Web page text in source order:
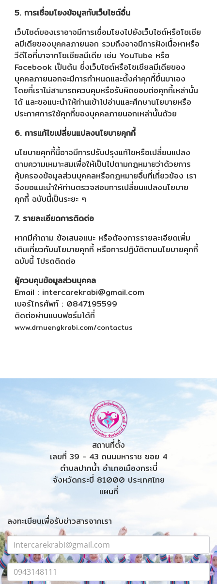
5. การเชื่อมโยงข้อมูลกับเว็บไซต์อื่น
เว็บไซต์ของเราอาจมีการเชื่อมโยงไปยังเว็บไซต์หรือโซเชีย
ลมีเดียของบุคคลภายนอก รวมถึงอาจมีการฝังเนื้อหาหรือ
วีดีโอที่มาจากโซเชียลมีเดีย เช่น YouTube หรือ
Facebook เป็นต้น ซึ่งเว็บไซต์หรือโซเชียลมีเดียของ
บุคคลภายนอกจะมีการกำหนดและตั้งค่าคุกกี้ขึ้นมาเอง
โดยที่เราไม่สามารถควบคุมหรือรับผิดชอบต่อคุกกี้เหล่านั้น
ได้ และขอแนะนำให้ท่านเข้าไปอ่านและศึกษานโยบายหรือ
ประกาศการใช้คุกกี้ของบุคคลภายนอกเหล่านั้นด้วย
6. การแก้ไขเปลี่ยนแปลงนโยบายคุกกี้
นโยบายคุกกี้นี้อาจมีการปรับปรุงแก้ไขหรือเปลี่ยนแปลง
ตามความเหมาะสมเพื่อให้เป็นไปตามกฎหมายว่าด้วยการ
คุ้มครองข้อมูลส่วนบุคคลหรือกฎหมายอื่นที่เกี่ยวข้อง เรา
จึงขอแนะนำให้ท่านตรวจสอบการเปลี่ยนแปลงนโยบาย
คุกกี้ ฉบับนี้เป็นระยะ ๆ
7. รายละเอียดการติดต่อ
หากมีคำถาม ข้อเสนอแนะ หรือต้องการรายละเอียดเพิ่ม
เติมเกี่ยวกับนโยบายคุกกี้ หรือการปฏิบัติตามนโยบายคุกกี้
ฉบับนี้ โปรดติดต่อ
ผู้ควบคุมข้อมูลส่วนบุคคล
Email : intercarekrabi@gmail.com
เบอร์โทรศัพท์ : 0847195599
ติดต่อผ่านแบบฟอร์มได้ที่
www.drnuengkrabi.com/contactus
สถานที่ตั้ง
เลขที่ 39 - 43 ถนนมหาราช ซอย 4
ตำบลปากน้ำ อำเภอเมืองกระบี่
จังหวัดกระบี่ 81000 ประเทศไทย
แผนที่
ลงทะเบียนเพื่อรับข่าวสารจากเรา